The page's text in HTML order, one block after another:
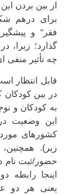
از بین بردن این
برای درهم
فقر" و پیشگیری
گذارد؛ زیرا،
چه تأثیر منفی
قابل انتظار
در بین کودکان
به کودکان و
این وضعیت در
کشورهای مورد
زیر). همچنین،
حضور/ثبت نام
اینجا رابطه
یعنی هر دو